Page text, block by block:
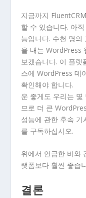
지금까지
할 수 있습니다. 아
능입니다. 수천 명의
을 내는 WordPress
보겠습니다. 이 플랫
스에 WordPress 데
확인해야 합니다.
운 좋게도 우리는 몇
므로 더 큰
성능에 관한 후속
를 구독하십시오.
위에서 언급한 바와
랫폼보다 훨씬 좋습
결론